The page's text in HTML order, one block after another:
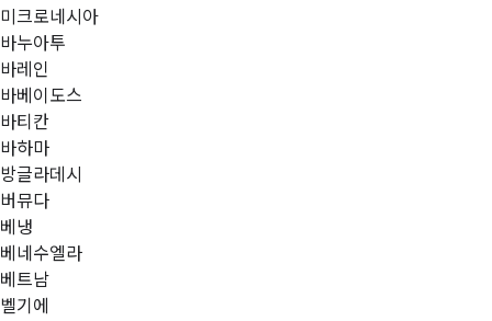
미크로네시아
바누아투
바레인
바베이도스
바티칸
바하마
방글라데시
버뮤다
베냉
베네수엘라
베트남
벨기에